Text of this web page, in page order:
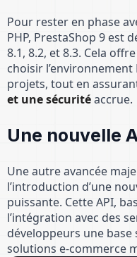
Pour rester en phase
PHP, PrestaShop 9 est
8.1, 8.2, et 8.3. Cela
choisir l’environnement
projets, tout en
et une sécuritéaccrue.
Une nouvelle
Une autre avancée
l’introduction d’une
puissante. Cette API,
l’intégration avec des
développeurs une
solutions e-commerce